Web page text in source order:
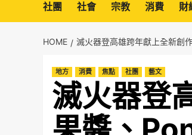
社團 社會 宗教 消費 財
HOME 滅火器登高雄跨年獻上全新創
地方 消費 焦點 社團 藝文
滅火器登